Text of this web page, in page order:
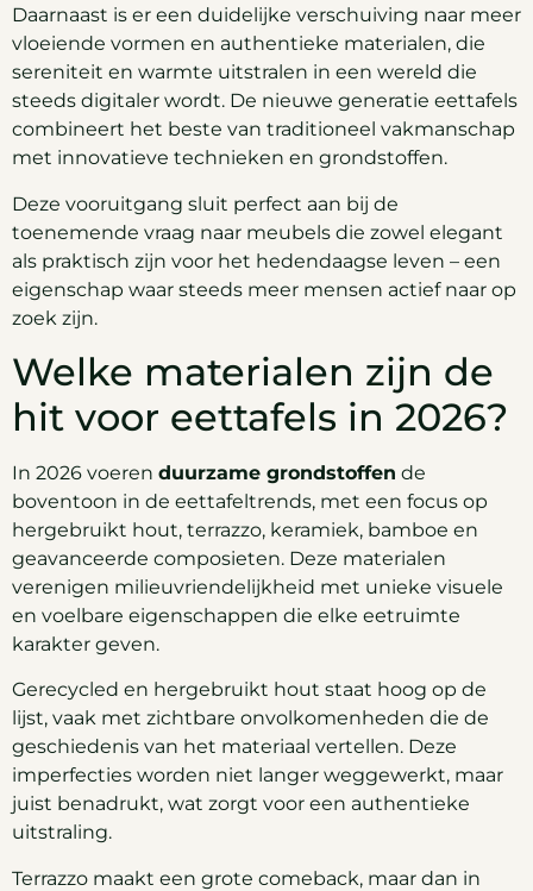
Daarnaast is er een duidelijke verschuiving naar meer
vloeiende vormen en authentieke materialen, die
sereniteit en warmte uitstralen in een wereld die
steeds digitaler wordt. De nieuwe generatie eettafels
combineert het beste van traditioneel vakmanschap
met innovatieve technieken en grondstoffen.
Deze vooruitgang sluit perfect aan bij de
toenemende vraag naar meubels die zowel elegant
als praktisch zijn voor het hedendaagse leven – een
eigenschap waar steeds meer mensen actief naar op
zoek zijn.
Welke materialen zijn de
hit voor eettafels in 2026?
In 2026 voeren duurzame grondstoffen de
boventoon in de eettafeltrends, met een focus op
hergebruikt hout, terrazzo, keramiek, bamboe en
geavanceerde composieten. Deze materialen
verenigen milieuvriendelijkheid met unieke visuele
en voelbare eigenschappen die elke eetruimte
karakter geven.
Gerecycled en hergebruikt hout staat hoog op de
lijst, vaak met zichtbare onvolkomenheden die de
geschiedenis van het materiaal vertellen. Deze
imperfecties worden niet langer weggewerkt, maar
juist benadrukt, wat zorgt voor een authentieke
uitstraling.
Terrazzo maakt een grote comeback, maar dan in